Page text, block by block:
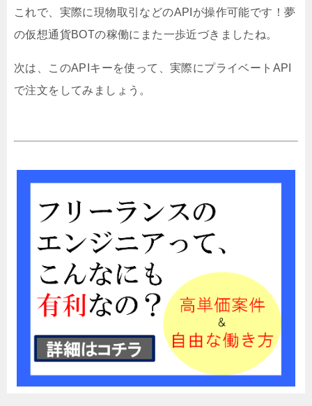
これで、実際に現物取引などのAPIが操作可能です！夢
の仮想通貨BOTの稼働にまた一歩近づきましたね。
次は、このAPIキーを使って、実際にプライベートAPI
で注文をしてみましょう。